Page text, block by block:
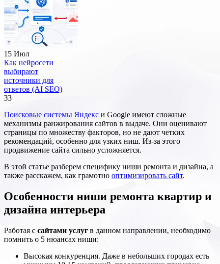
15 Июл
Как нейросети
выбирают
источники для
ответов (AI SEO)
33
Поисковые системы Яндекс и Google имеют сложные
механизмы ранжирования сайтов в выдаче. Они оценивают
страницы по множеству факторов, но не дают четких
рекомендаций, особенно для узких ниш. Из-за этого
продвижение сайта сильно усложняется.
В этой статье разберем специфику ниши ремонта и дизайна, а
также расскажем, как грамотно оптимизировать сайт.
Особенности ниши ремонта квартир и
дизайна интерьера
Работая с сайтами услуг в данном направлении, необходимо
помнить о 5 нюансах ниши:
Высокая конкуренция. Даже в небольших городах есть